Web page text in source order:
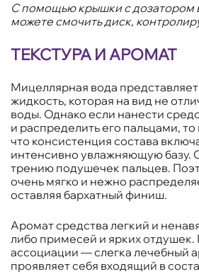
С помощью крышки с дозатором
можете смочить диск,
ТЕКСТУРА И АРОМАТ
Мицеллярная вода
жидкость, которая на вид не
воды. Однако если нанести
и распределить его пальцами,
что консистенция состава
интенсивно увлажняющую базу.
трению подушечек пальцев.
очень мягко и нежно
оставляя бархатный финиш.
Аромат средства легкий и
либо примесей и ярких
ассоциации — слегка лечебный
проявляет себя входящий в